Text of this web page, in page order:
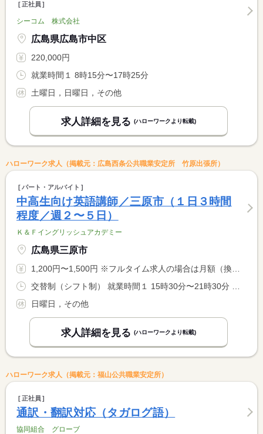
正社員
シーコム 株式会社
広島県広島市中区
220,000円
就業時間１ 8時15分〜17時25分
土曜日，日曜日，その他
求人詳細を見る (ハローワークより転載)
ハローワーク求人（掲載元：広島西条公共職業安定所 竹原出張所）
パート・アルバイト
中高生向け英語講師／三原市（１日３時間
程度／週２〜５日）
Ｋ＆Ｆイングリッシュアカデミー
広島県三原市
1,200円〜1,500円 ※フルタイム求人の場合は月額（換算額）、パート求人の場合は時間額を表示しています。
日曜日，その他
求人詳細を見る (ハローワークより転載)
ハローワーク求人（掲載元：福山公共職業安定所）
正社員
通訳・翻訳対応（タガログ語）
協同組合 グローブ